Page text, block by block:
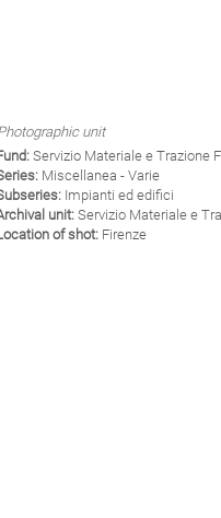
unit
Servizio Materiale e Trazione
Miscellanea - Varie
Impianti ed edifici
unit:Servizio Materiale e
of shot:Firenze